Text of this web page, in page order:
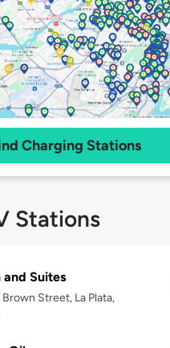
Charging Stations
Stations
and Suites
Street, La Plata,